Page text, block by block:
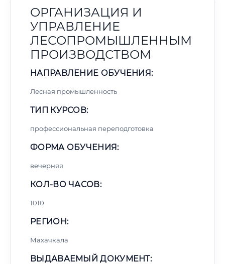
ОРГАНИЗАЦИЯ И
УПРАВЛЕНИЕ
ЛЕСОПРОМЫШЛЕННЫМ
ПРОИЗВОДСТВОМ
НАПРАВЛЕНИЕ ОБУЧЕНИЯ:
Лесная промышленность
ТИП КУРСОВ:
профессиональная переподготовка
ФОРМА ОБУЧЕНИЯ:
вечерняя
КОЛ-ВО ЧАСОВ:
1010
РЕГИОН:
Махачкала
ВЫДАВАЕМЫЙ ДОКУМЕНТ: